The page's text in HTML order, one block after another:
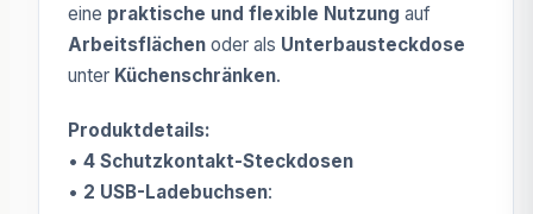
eine praktische und flexible Nutzung auf
Arbeitsflächen oder als Unterbausteckdose
unter Küchenschränken.
Produktdetails:
• 4 Schutzkontakt-Steckdosen
• 2 USB-Ladebuchsen: